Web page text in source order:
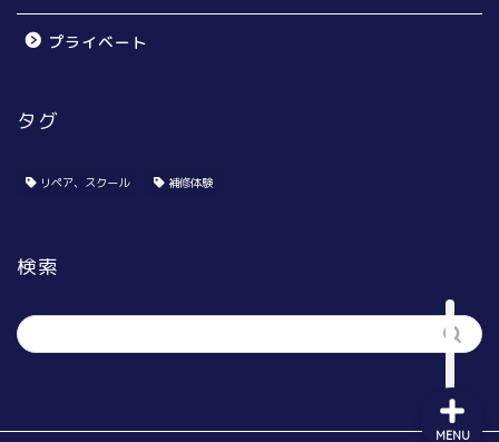
プライベート
タグ
リペア、スクール 補修体験
検索
MENU